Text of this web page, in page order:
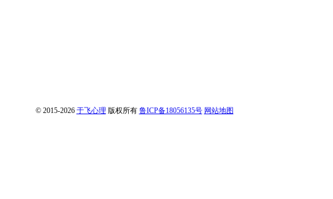
© 2015-2026 于飞心理 版权所有 鲁ICP备18056135号 网站地图